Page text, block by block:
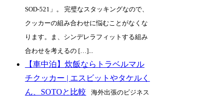
SOD-521」。 完璧なスタッキングなので、
クッカーの組み合わせに悩むことがなくな
ります。ま、シンデレラフィットする組み
合わせを考えるの […]...
【車中泊】炊飯ならトラベルマル
チクッカー | エスビットやタケルく
ん、SOTOと比較
海外出張のビジネス